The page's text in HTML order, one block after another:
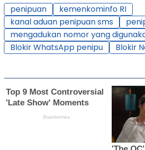
penipuan
kemenkominfo RI
kanal aduan penipuan sms
mengadukan nomor yang
Blokir WhatsApp penipu
Blokir